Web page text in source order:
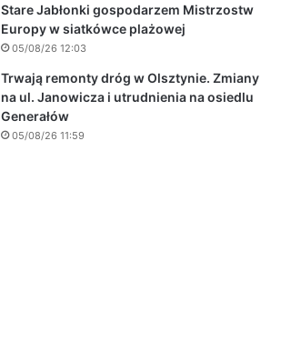
Stare Jabłonki gospodarzem Mistrzostw
Europy w siatkówce plażowej
05/08/26 12:03
Trwają remonty dróg w Olsztynie. Zmiany
na ul. Janowicza i utrudnienia na osiedlu
Generałów
05/08/26 11:59